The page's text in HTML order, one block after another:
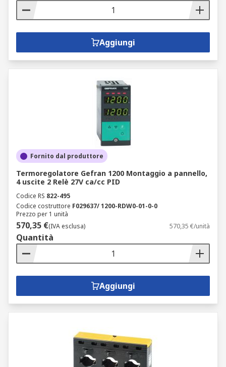
Aggiungi
Fornito dal produttore
Termoregolatore Gefran 1200 Montaggio a pannello,
4 uscite 2 Relè 27V ca/cc PID
Codice RS 822-495
Codice costruttore F029637/ 1200-RDW0-01-0-0
Prezzo per 1 unità
570,35 €(IVA esclusa) 570,35 €/unità
Quantità
Aggiungi